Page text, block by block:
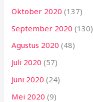
Oktober 2020 (137)
September 2020 (130)
Agustus 2020 (48)
Juli 2020 (57)
Juni 2020 (24)
Mei 2020 (9)